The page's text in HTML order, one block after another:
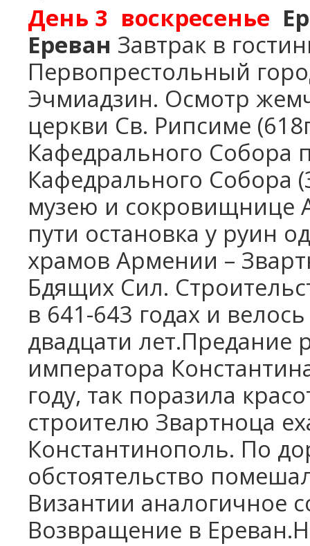
День 3 воскресенье
Ереван Завтрак в
Первопрестольный
Эчмиадзин. Осмотр
церкви Св. Рипсиме
Кафедрального Собора
Кафедрального Собора
музею и сокровищнице
пути остановка у руин
храмов Армении –
Бдящих Сил.
в 641-643 годах и
двадцати лет.Предание
императора
году, так поразила
строителю Звартноца
Константинополь. По
обстоятельство
Византии аналогичное
Возвращение в